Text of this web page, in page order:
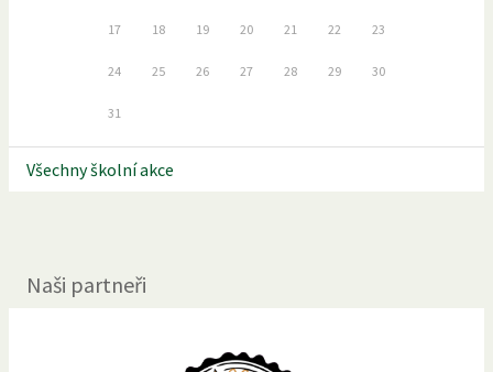
17 18 19 20 21 22 23
24 25 26 27 28 29 30
31
Všechny školní akce
Naši partneři